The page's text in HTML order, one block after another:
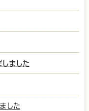
ました
した